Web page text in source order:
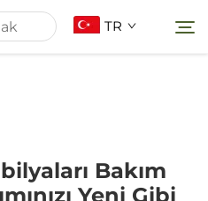
TR
Bakım
Yeni Gibi